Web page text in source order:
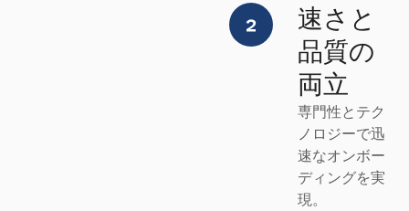
速さと
品質の
両立
専門性とテク
ノロジーで迅
速なオンボー
ディングを実
現。